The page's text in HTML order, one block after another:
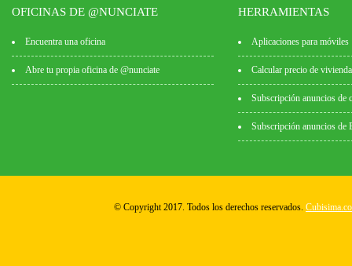
OFICINAS DE @NUNCIATE
Encuentra una oficina
Abre tu propia oficina de @nunciate
HERRAMIENTAS
Aplicaciones para móviles
Calcular precio de vivienda
Subscripción anuncios de
Subscripción anuncios de
© Copyright 2017. Todos los derechos reservados.